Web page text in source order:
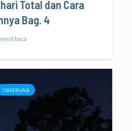
Total dan Cara
Bag. 4
baca
OBSERVASI